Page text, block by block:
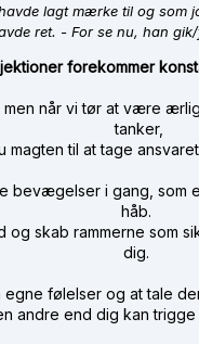
lagt mærke til og som
ret. - For se nu, han
forekommer
når vi tør at være ærlig
tanker,
magten til at tage
bevægelser i gang, som
håb.
og skab rammerne som
dig.
følelser og at tale
andre end dig kan